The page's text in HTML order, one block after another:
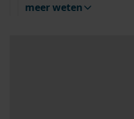
meer weten